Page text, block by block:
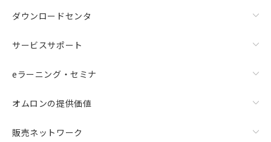
ダウンロードセンタ
サービスサポート
eラーニング・セミナ
オムロンの提供価値
販売ネットワーク